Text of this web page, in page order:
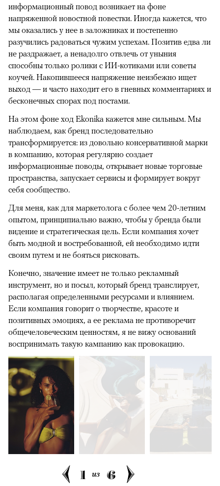
информационный повод возникает на фоне
напряженной новостной повестки. Иногда кажется, что
мы оказались у нее в заложниках и постепенно
разучились радоваться чужим успехам. Позитив едва ли
не раздражает, а ненадолго отвлечь от уныния
способны только ролики с ИИ-котиками или советы
коучей. Накопившееся напряжение неизбежно ищет
выход — и часто находит его в гневных комментариях и
бесконечных спорах под постами.
На этом фоне ход Ekonika кажется мне сильным. Мы
наблюдаем, как бренд последовательно
трансформируется: из довольно консервативной марки
в компанию, которая регулярно создает
информационные поводы, открывает новые торговые
пространства, запускает сервисы и формирует вокруг
себя сообщество.
Для меня, как для маркетолога с более чем 20-летним
опытом, принципиально важно, чтобы у бренда были
видение и стратегическая цель. Если компания хочет
быть модной и востребованной, ей необходимо идти
своим путем и не бояться рисковать.
Конечно, значение имеет не только рекламный
инструмент, но и посыл, который бренд транслирует,
располагая определенными ресурсами и влиянием.
Если компания говорит о творчестве, красоте и
позитивных эмоциях, а ее реклама не противоречит
общечеловеческим ценностям, я не вижу оснований
воспринимать такую кампанию как провокацию.
1 из 6